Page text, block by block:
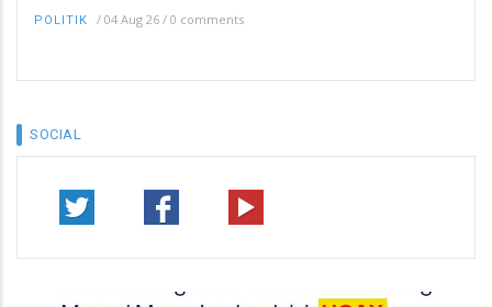
POLITIK / 04 Aug 26 / 0 comments
SOCIAL